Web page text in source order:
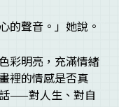
的聲音。」她說。
彩明亮，充滿情緒
裡的情感是否真
——對人生、對自